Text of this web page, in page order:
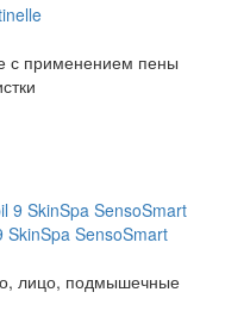
с применением пены
SkinSpa SensoSmart
лицо, подмышечные